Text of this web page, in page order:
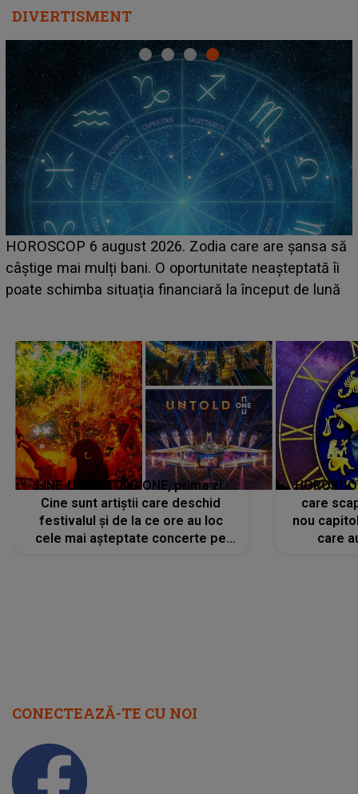
DIVERTISMENT
HOROSCOP 6 august 2026. Zodia care are șansa să
câștige mai mulți bani. O oportunitate neașteptată îi
poate schimba situația financiară la început de lună
LINE-UP UNTOLD ONE, prima zi.
Cine sunt artiștii care deschid
festivalul și de la ce ore au loc
cele mai așteptate concerte pe
care
nou
care
CONECTEAZĂ-TE CU NOI